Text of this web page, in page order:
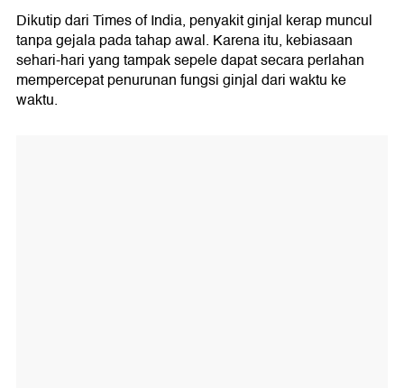
Dikutip dari Times of India, penyakit ginjal kerap muncul
tanpa gejala pada tahap awal. Karena itu, kebiasaan
sehari-hari yang tampak sepele dapat secara perlahan
mempercepat penurunan fungsi ginjal dari waktu ke
waktu.